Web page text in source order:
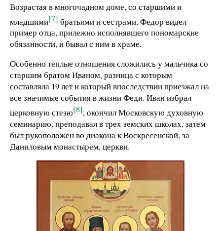
Возрастая в многочадном доме, со старшими и
младшими[7] братьями и сестрами, Федор видел
пример отца, прилежно исполнявшего пономарские
обязанности, и бывал с ним в храме.
Особенно теплые отношения сложились у мальчика со
старшим братом Иваном, разница с которым
составляла 19 лет и который впоследствии приезжал на
все значимые события в жизни Феди. Иван избрал
церковную стезю[8], окончил Московскую духовную
семинарию, преподавал в трех земских школах, затем
был рукоположен во диакона к Воскресенской, за
Даниловым монастырем, церкви.